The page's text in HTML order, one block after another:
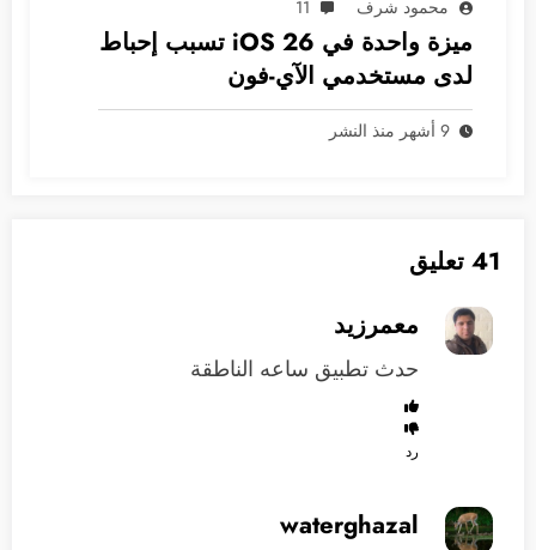
محمود شرف 11
ميزة واحدة في iOS 26 تسبب إحباط
لدى مستخدمي الآي-فون
9 أشهر منذ النشر
41 تعليق
معمرزيد
حدث تطبيق ساعه الناطقة
رد
waterghazal